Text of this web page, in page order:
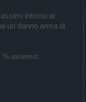
intorno ai
un danno arma di
% avremo: